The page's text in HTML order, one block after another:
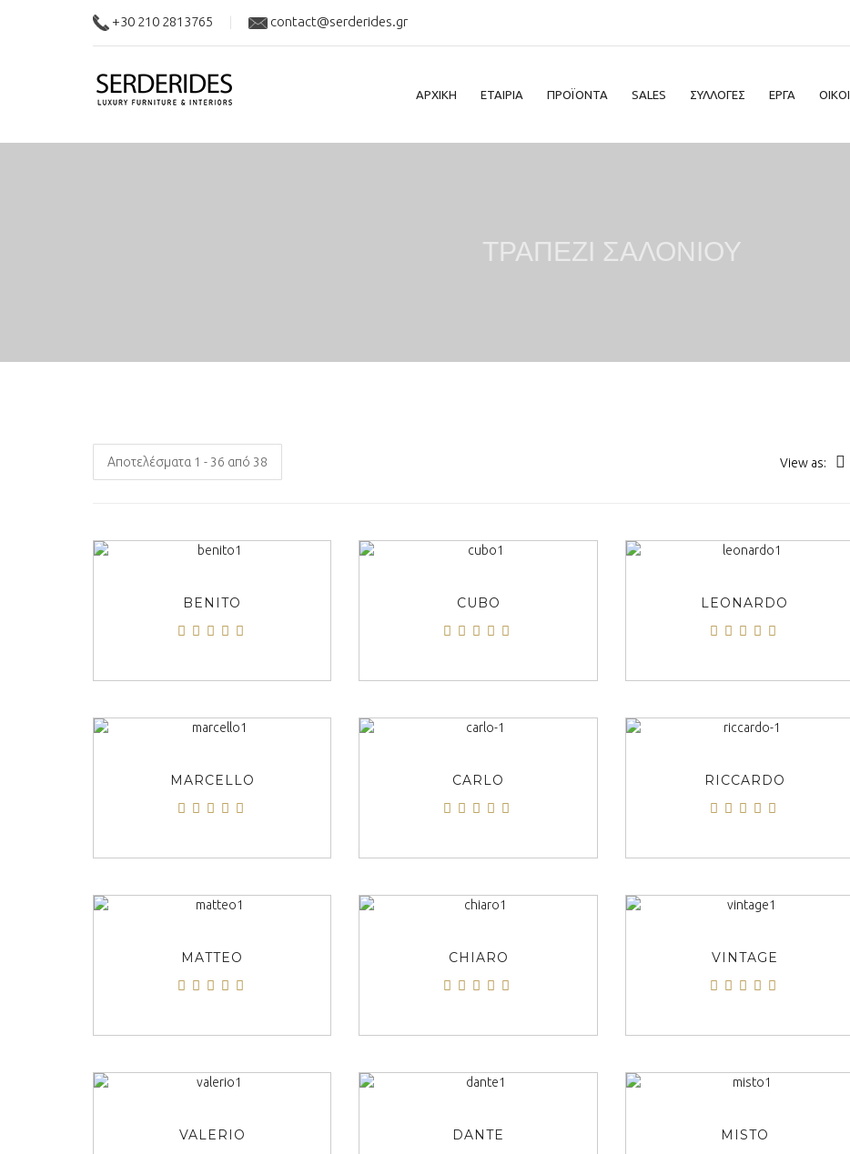
+30 210 2813765 contact@serderides.gr
ΑΡΧΙΚΗ ΕΤΑΙΡΙΑ ΠΡΟΪΟΝΤΑ SALES ΣΥΛΛΟΓΕΣ ΕΡΓΑ ΟΙΚΟΙ
ΤΡΑΠΕΖΙ ΣΑΛΟΝΙΟΥ
Αποτελέσματα 1 - 36 από 38 View as:
BENITO CUBO LEONARDO
MARCELLO CARLO RICCARDO
MATTEO CHIARO VINTAGE
VALERIO DANTE MISTO